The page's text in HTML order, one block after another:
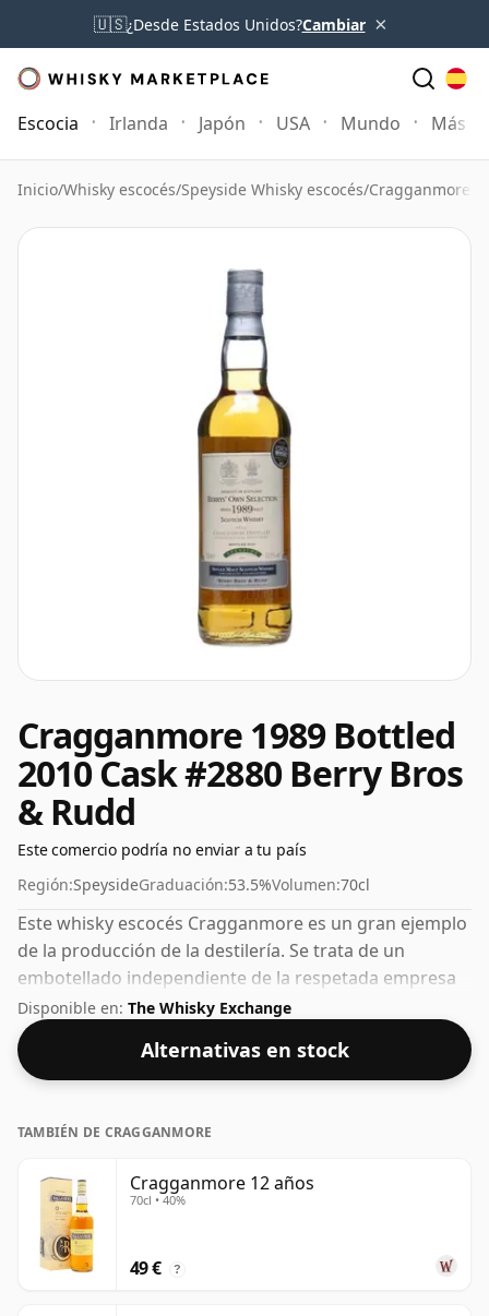
🇺🇸¿Desde Estados Unidos?Cambiar ×
Escocia Irlanda Japón USA Mundo Más
Inicio/Whisky escocés/Speyside Whisky escocés/Cragganmore
Cragganmore 1989 Bottled
2010 Cask #2880 Berry Bros
& Rudd
Este comercio podría no enviar a tu país
Región:SpeysideGraduación:53.5%Volumen:70cl
Este whisky escocés Cragganmore es un gran ejemplo
de la producción de la destilería. Se trata de un
embotellado independiente de la respetada empresa
de whisky Berry Bros & Rudd. Con un 53,5%,
ciertamente puedes agregar una o dos gotas de agua
decente a este whisky para realzar la textura y abrir el
espíritu.
Disponible en: The Whisky Exchange
Alternativas en stock
TAMBIÉN DE CRAGGANMORE
Cragganmore 12 años
70cl • 40%
49 € ?